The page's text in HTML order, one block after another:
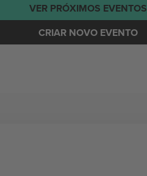
VER PRÓXIMOS EVENTOS
CRIAR NOVO EVENTO